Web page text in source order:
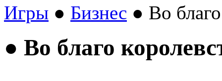
Игры ● Бизнес ● Во
● Во благо